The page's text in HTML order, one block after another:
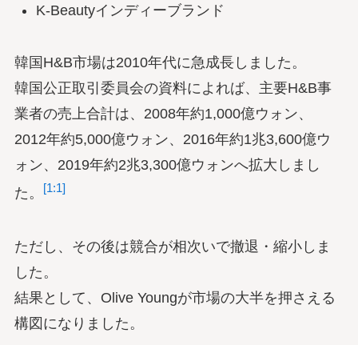
K-Beautyインディーブランド
韓国H&B市場は2010年代に急成長しました。
韓国公正取引委員会の資料によれば、主要H&B事
業者の売上合計は、2008年約1,000億ウォン、
2012年約5,000億ウォン、2016年約1兆3,600億ウ
ォン、2019年約2兆3,300億ウォンへ拡大しまし
た。
[1:1]
ただし、その後は競合が相次いで撤退・縮小しま
した。
結果として、Olive Youngが市場の大半を押さえる
構図になりました。